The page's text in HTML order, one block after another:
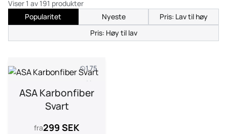
Viser 1 av 191 produkter
Popularitet
Nyeste
Pris: Lav til høy
Pris: Høy til lav
1.75
1 kg
ASA Karbonfiber
Svart
fra299 SEK